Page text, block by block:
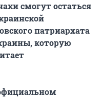
смогут остаться
патриархата
которую